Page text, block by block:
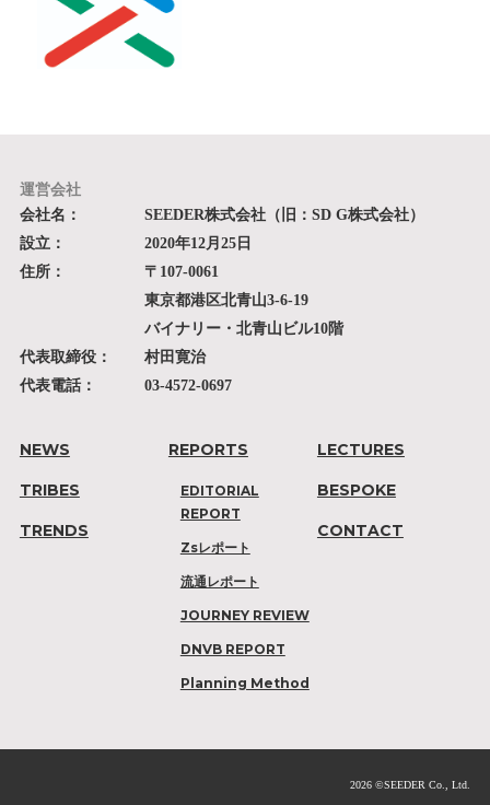
運営会社
会社名：
SEEDER株式会社（旧：SD G株式会社）
設立：
2020年12月25日
住所：
〒107-0061
東京都港区北青山3-6-19
バイナリー・北青山ビル10階
代表取締役：
村田寛治
代表電話：
03-4572-0697
NEWS
TRIBES
TRENDS
REPORTS
EDITORIAL
REPORT
Zsレポート
流通レポート
JOURNEY REVIEW
DNVB REPORT
Planning Method
LECTURES
BESPOKE
CONTACT
2026 ©SEEDER Co., Ltd.